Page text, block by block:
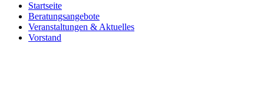
Startseite
Beratungsangebote
Veranstaltungen & Aktuelles
Vorstand